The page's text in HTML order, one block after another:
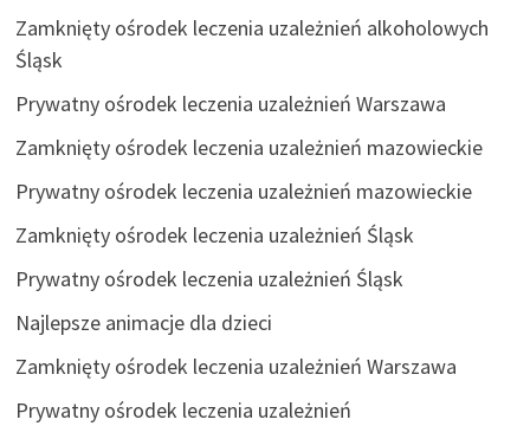
Zamknięty ośrodek leczenia uzależnień alkoholowych
Śląsk
Prywatny ośrodek leczenia uzależnień Warszawa
Zamknięty ośrodek leczenia uzależnień mazowieckie
Prywatny ośrodek leczenia uzależnień mazowieckie
Zamknięty ośrodek leczenia uzależnień Śląsk
Prywatny ośrodek leczenia uzależnień Śląsk
Najlepsze animacje dla dzieci
Zamknięty ośrodek leczenia uzależnień Warszawa
Prywatny ośrodek leczenia uzależnień